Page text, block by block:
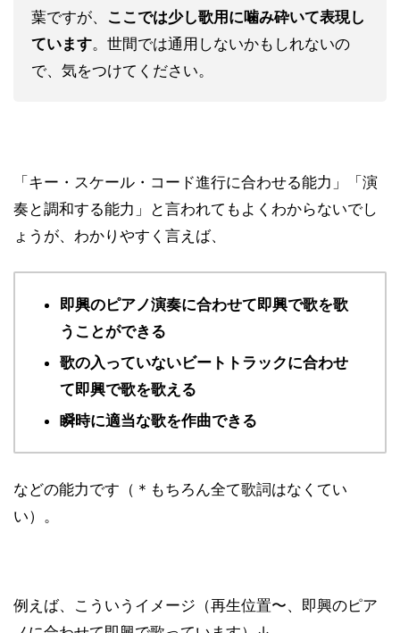
葉ですが、 ここでは少し歌用に噛み砕いて表現し
ています。世間では通用しないかもしれないの
で、気をつけてください。
「キー・スケール・コード進行に合わせる能力」「演
奏と調和する能力」と言われてもよくわからないでし
ょうが、わかりやすく言えば、
即興のピアノ演奏に合わせて即興で歌を歌
うことができる
歌の入っていないビートトラックに合わせ
て即興で歌を歌える
瞬時に適当な歌を作曲できる
などの能力です（＊もちろん全て歌詞はなくてい
い）。
例えば、こういうイメージ（再生位置〜、即興のピア